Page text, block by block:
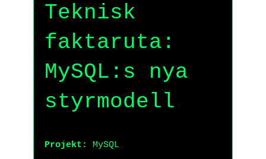
Teknisk
faktaruta:
MySQL:s nya
styrmodell
Projekt: MySQL